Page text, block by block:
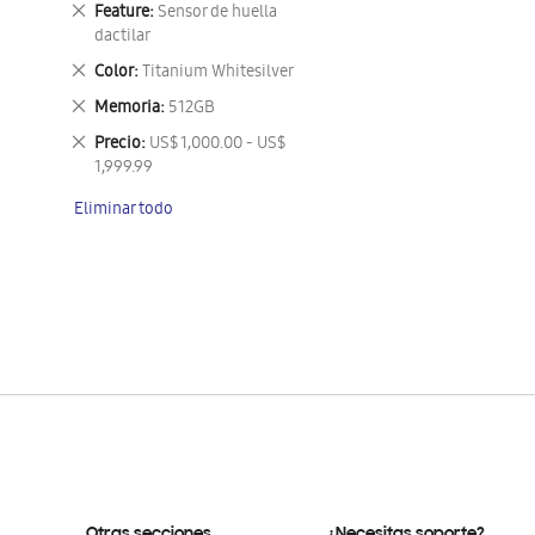
Feature Sensor de huella
dactilar
Eliminar
este
artículo
Color Titanium Whitesilver
Eliminar
este
artículo
Memoria 512GB
Eliminar
este
artículo
Precio US$ 1,000.00 - US$
1,999.99
Eliminar
este
Eliminar todo